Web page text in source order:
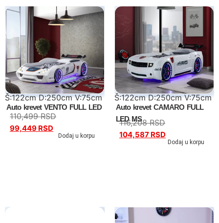
Š:122cm D:250cm V:75cm
Auto krevet VENTO FULL LED
110,499RSD
99,449 RSD
Dodaj u korpu
Š:122cm D:250cm V:75cm
Auto krevet CAMARO FULL
LED MS
116,208RSD
104,587 RSD
Dodaj u korpu
Garderoberi – spavaća soba
Stolovi za šminkanje
Dušeci
Dečije sobe
Specijalne ponude